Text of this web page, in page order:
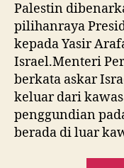
Palestin
pilihanraya
kepada Yasir
Israel.Menteri
berkata askar
keluar dari
penggundian
berada di luar